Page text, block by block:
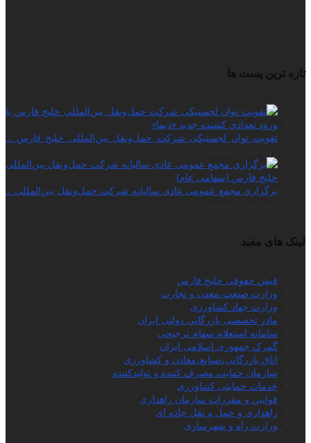
تازه ترین پست ها
تقویت توان لجستیکی شرکت حمل‌ونقل بین‌المللی خلیج فارس ...
برگزاری مجمع عمومی عادی سالیانه شرکت حمل‌ونقل بین‌المللی ...
لینک های مفید
فیش حقوقی خلیج فارس
وزارت صنعت،معدن و تجارت
وزارت جهاد کشاورزی
مادر تخصصی بازرگانی دولتی ایران
سامانه استعلام سهام ترجیحی
گمرک جمهوری اسلامی ایران
اتاق بازرگانی،صنایع،معادن و کشاورزی
سازمان حمایت مصرف کننده و تولیدکننده
خدمات حمایتی کشاورزی
قوانین و مقررات سازمان راهداری
راهداری و حمل و نقل جاده ای
وزارت راه و شهرسازی